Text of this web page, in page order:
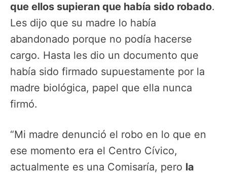
que ellos supieran que había sido robado.
Les dijo que su madre lo había
abandonado porque no podía hacerse
cargo. Hasta les dio un documento que
había sido firmado supuestamente por la
madre biológica, papel que ella nunca
firmó.
“Mi madre denunció el robo en lo que en
ese momento era el Centro Cívico,
actualmente es una Comisaría, pero la